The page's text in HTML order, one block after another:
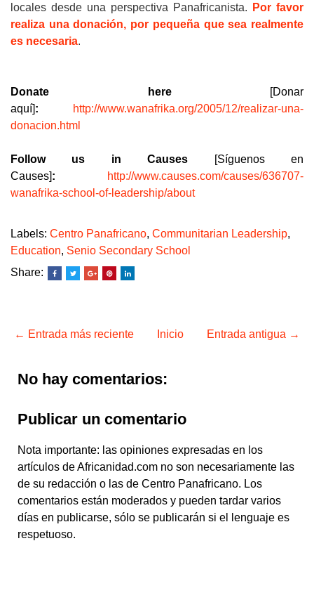
locales desde una perspectiva Panafricanista.
Por favor
realiza una donación, por pequeña que sea realmente
es necesaria.
Donate here [Donar
aquí]:
http://www.wanafrika.org/2005/12/realizar-una-
donacion.html
Follow us inCauses [Síguenos en
Causes]:
http://www.causes.com/causes/636707-
wanafrika-school-of-leadership/about
Labels: Centro Panafricano, Communitarian Leadership,
Education, Senio Secondary School
Share:
← Entrada más reciente Entrada antigua →
Inicio
No hay comentarios:
Publicar un comentario
Nota importante: las opiniones expresadas en los
artículos de Africanidad.com no son necesariamente las
de su redacción o las de Centro Panafricano. Los
comentarios están moderados y pueden tardar varios
días en publicarse, sólo se publicarán si el lenguaje es
respetuoso.